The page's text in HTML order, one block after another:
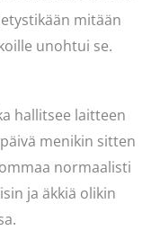
mitään
unohtui se.
hallitsee laitteen
menikin sitten
normaalisti
ja äkkiä olikin